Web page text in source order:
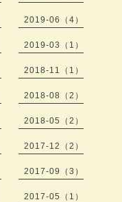
2019-06（4）
2019-03（1）
2018-11（1）
2018-08（2）
2018-05（2）
2017-12（2）
2017-09（3）
2017-05（1）